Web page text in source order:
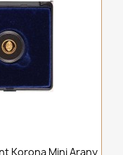
Korona Mini Arany